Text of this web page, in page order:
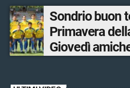
la gara in
Sondrio buon test con la
Primavera
Giovedì